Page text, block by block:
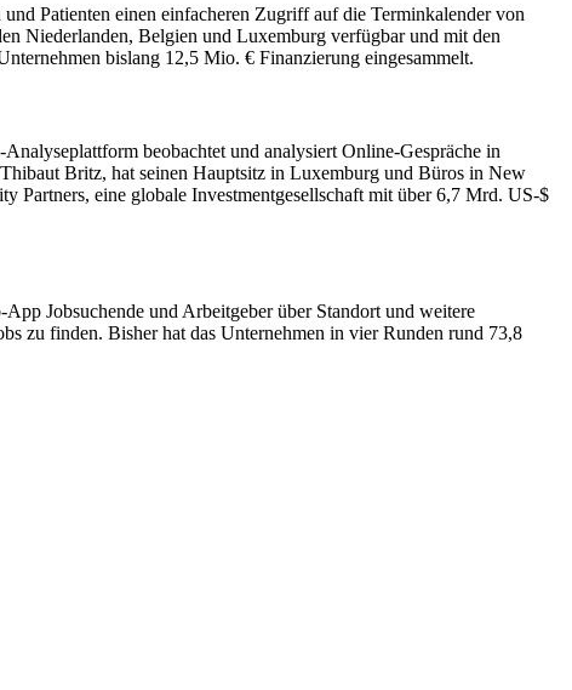
Patienten einen einfacheren Zugriff auf die Terminkalender von
Niederlanden, Belgien und Luxemburg verfügbar und mit den
bislang 12,5 Mio. € Finanzierung eingesammelt.
beobachtet und analysiert Online-Gespräche in
Britz, hat seinen Hauptsitz in Luxemburg und Büros in New
Partners, eine globale Investmentgesellschaft mit über 6,7 Mrd. US-$
Jobsuchende und Arbeitgeber über Standort und weitere
zu finden. Bisher hat das Unternehmen in vier Runden rund 73,8